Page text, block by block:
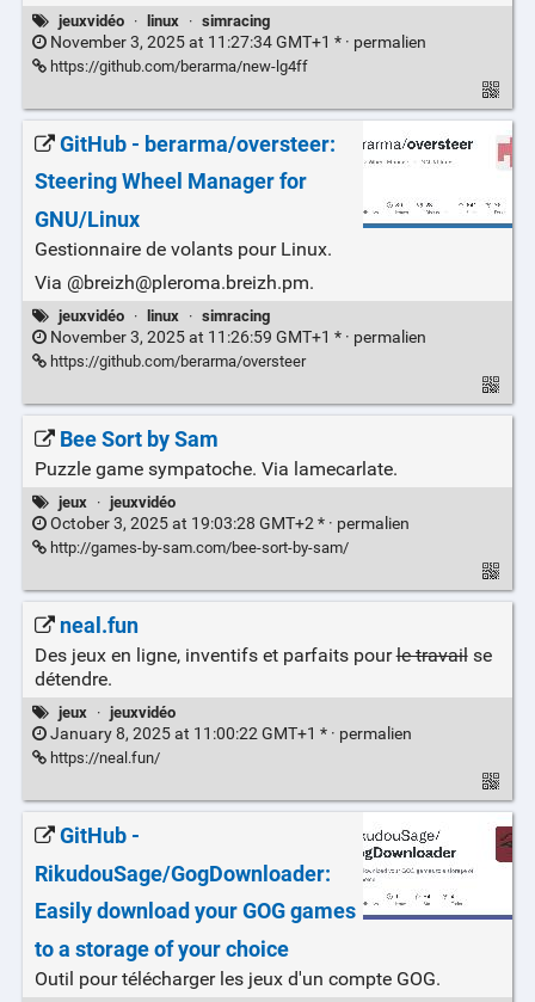
jeuxvidéo · linux · simracing
November 3, 2025 at 11:27:34 GMT+1 * · permalien
https://github.com/berarma/new-lg4ff
GitHub - berarma/oversteer:
Steering Wheel Manager for
GNU/Linux
Gestionnaire de volants pour Linux.
Via @breizh@pleroma.breizh.pm.
jeuxvidéo · linux · simracing
November 3, 2025 at 11:26:59 GMT+1 * · permalien
https://github.com/berarma/oversteer
Bee Sort by Sam
Puzzle game sympatoche. Via lamecarlate.
jeux · jeuxvidéo
October 3, 2025 at 19:03:28 GMT+2 * · permalien
http://games-by-sam.com/bee-sort-by-sam/
neal.fun
Des jeux en ligne, inventifs et parfaits pourle travailse
détendre.
jeux · jeuxvidéo
January 8, 2025 at 11:00:22 GMT+1 * · permalien
https://neal.fun/
GitHub -
RikudouSage/GogDownloader:
Easily download your GOG games
to a storage of your choice
Outil pour télécharger les jeux d'un compte GOG.